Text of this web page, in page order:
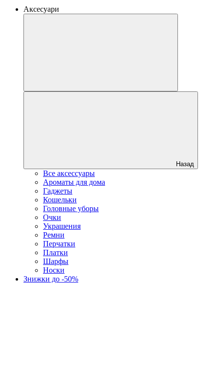
Аксесуари
Назад
Все аксессуары
Ароматы для дома
Гаджеты
Кошельки
Головные уборы
Очки
Украшения
Ремни
Перчатки
Платки
Шарфы
Носки
Знижки до -50%